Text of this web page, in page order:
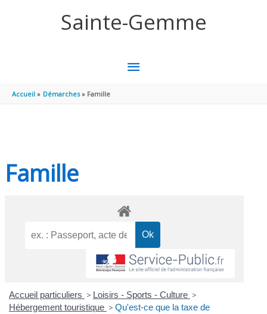
Sainte-Gemme
MENU
Accueil Démarches Famille
Famille
Accueil particuliers > Loisirs - Sports - Culture >
Hébergement touristique > Qu'est-ce que la taxe de